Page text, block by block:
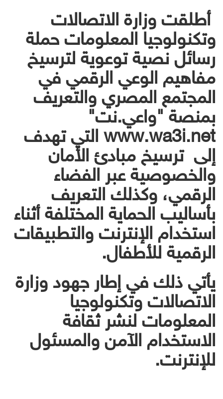
أطلقت وزارة الاتصالات
وتكنولوجيا المعلومات حملة
رسائل نصية توعوية لترسيخ
مفاهيم الوعي الرقمي في
المجتمع المصري والتعريف
بمنصة "واعي.نت"
www.wa3i.net التي تهدف
إلى ترسيخ مبادئ الأمان
والخصوصية عبر الفضاء
الرقمي، وكذلك التعريف
بأساليب الحماية المختلفة أثناء
استخدام الإنترنت والتطبيقات
الرقمية للأطفال.
يأتي ذلك في إطار جهود وزارة
الاتصالات وتكنولوجيا
المعلومات لنشر ثقافة
الاستخدام الآمن والمسئول
للإنترنت.